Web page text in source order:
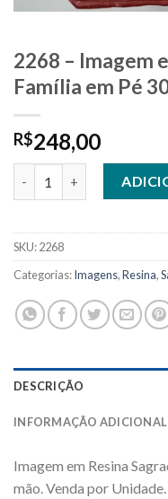
2268 – Imagem
Família em Pé
R$248,00
2268 - Imagem em
SKU:2268
Categorias:Imagens,Resina,
DESCRIÇÃO
INFORMAÇÃO ADICIONAL
Imagem em Resina
mão. Venda por Unidade.